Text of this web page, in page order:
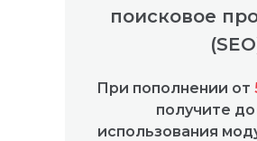
поисковое
При пополнении от
получите
использования